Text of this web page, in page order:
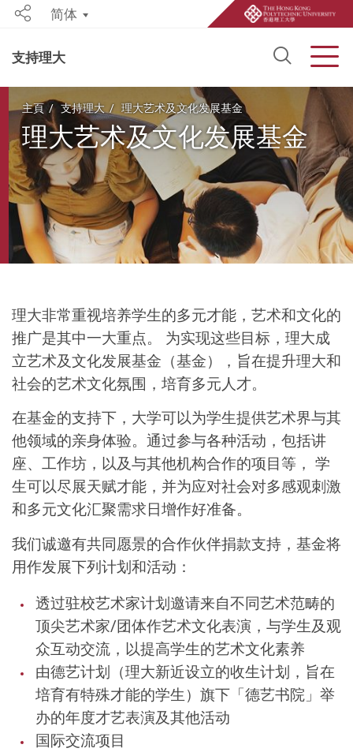
支持理大 Open
Share简体
Start main content
主頁 支持理大 理大艺术及文化发展基金
理大艺术及文化发展基金
理大非常重视培养学生的多元才能，艺术和文化的
推广是其中一大重点。 为实现这些目标，理大成
立艺术及文化发展基金（基金），旨在提升理大和
社会的艺术文化氛围，培育多元人才。
在基金的支持下，大学可以为学生提供艺术界与其
他领域的亲身体验。通过参与各种活动，包括讲
座、工作坊，以及与其他机构合作的项目等， 学
生可以尽展天赋才能，并为应对社会对多感观刺激
和多元文化汇聚需求日增作好准备。
我们诚邀有共同愿景的合作伙伴捐款支持，基金将
用作发展下列计划和活动：
透过驻校艺术家计划邀请来自不同艺术范畴的
顶尖艺术家/团体作艺术文化表演，与学生及观
众互动交流，以提高学生的艺术文化素养
由德艺计划（理大新近设立的收生计划，旨在
培育有特殊才能的学生）旗下「德艺书院」举
办的年度才艺表演及其他活动
国际交流项目